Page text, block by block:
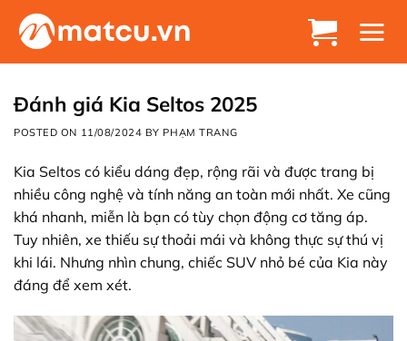
Chuyển
đến
Đánh giá Kia Seltos 2025
POSTED ON 11/08/2024 BY PHẠM TRANG
Kia Seltos có kiểu dáng đẹp, rộng rãi và được trang bị
nhiều công nghệ và tính năng an toàn mới nhất. Xe cũng
khá nhanh, miễn là bạn có tùy chọn động cơ tăng áp.
Tuy nhiên, xe thiếu sự thoải mái và không thực sự thú vị
khi lái. Nhưng nhìn chung, chiếc SUV nhỏ bé của Kia này
đáng để xem xét.